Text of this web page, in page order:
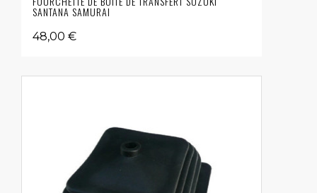
SANTANA SAMURAI
48,00 €